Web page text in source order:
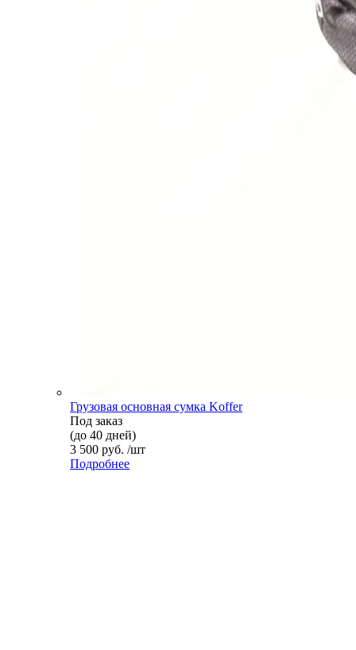
Грузовая основная сумка Koffer
Под заказ
(до 40 дней)
3 500 руб. /шт
Подробнее